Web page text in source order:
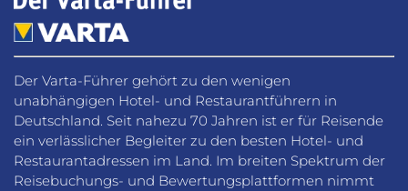
Der Varta-Führer gehört zu den wenigen
unabhängigen Hotel- und Restaurantführern in
Deutschland. Seit nahezu 70 Jahren ist er für Reisende
ein verlässlicher Begleiter zu den besten Hotel- und
Restaurantadressen im Land. Im breiten Spektrum der
Reisebuchungs- und Bewertungsplattformen nimmt